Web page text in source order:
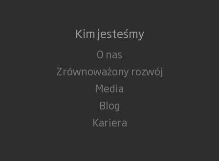
Kim jesteśmy
O nas
Zrównoważony rozwój
Media
Blog
Kariera